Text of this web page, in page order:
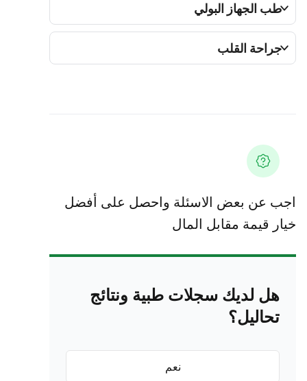
طب الجهاز البولي
جراحة القلب
اجب عن بعض الاسئلة واحصل على أفضل
خيار قيمة مقابل المال
هل لديك سجلات طبية ونتائج
تحاليل؟
نعم